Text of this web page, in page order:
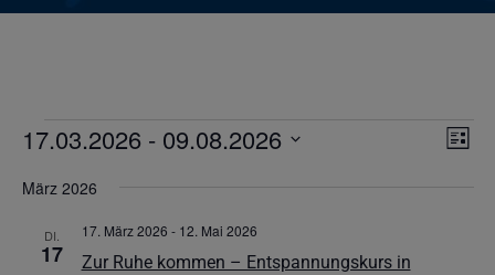
Liste
17.03.2026 - 09.08.2026
wählen.
März 2026
DI.
17
Zur Ruhe kommen – Entspannungskurs in
17. März 2026 - 12. Mai 2026